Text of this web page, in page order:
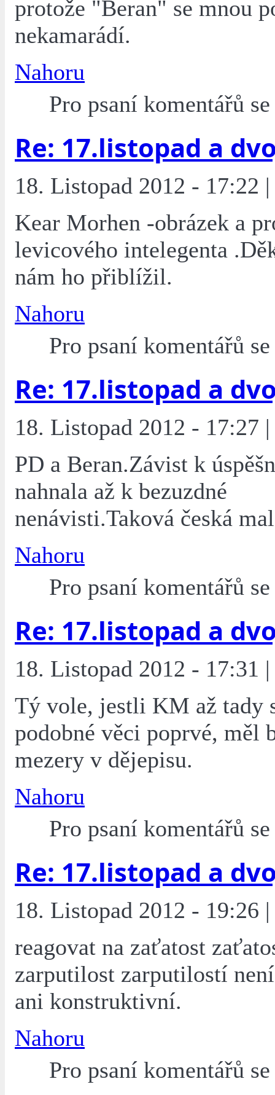
protože "Beran" se mnou
nekamarádí.
Nahoru
Pro psaní komentářů
Re: 17.listopad a
18. Listopad 2012 - 17:22
Kear Morhen -obrázek a
levicového intelegenta
nám ho přiblížil.
Nahoru
Pro psaní komentářů
Re: 17.listopad a
18. Listopad 2012 - 17:27
PD a Beran.Závist k
nahnala až k bezuzdné
nenávisti.Taková česká
Nahoru
Pro psaní komentářů
Re: 17.listopad a
18. Listopad 2012 - 17:31
Tý vole, jestli KM až tady
podobné věci poprvé, měl
mezery v dějepisu.
Nahoru
Pro psaní komentářů
Re: 17.listopad a
18. Listopad 2012 - 19:26
reagovat na zaťatost
zarputilost zarputilostí
ani konstruktivní.
Nahoru
Pro psaní komentářů